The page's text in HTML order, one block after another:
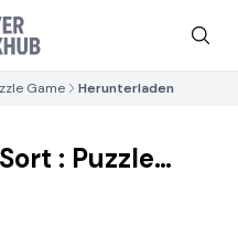
Game Herunterladen
: Puzzle